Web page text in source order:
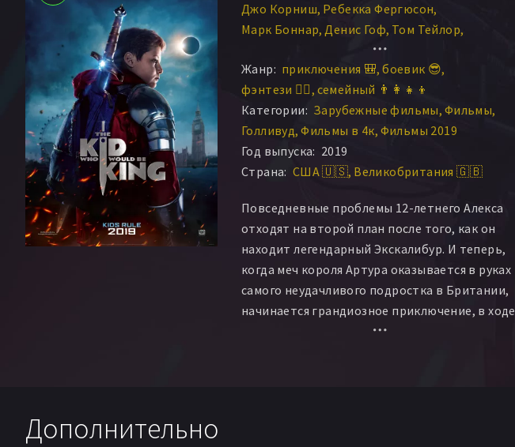
Джо Корниш Ребекка Фергюсон
Марк Боннар Денис Гоф Том Тейлор
Рианна Доррис
Dean Chaumoo Луис Эшборн Серкис
Энгус Имри Дин Чауму
Жанр: приключения 🎒 боевик 😎
фэнтези 🧝‍♂️ семейный 👨‍👩‍👧‍👦
Категории: Зарубежные фильмы Фильмы
Голливуд Фильмы в 4к Фильмы 2019
Год выпуска: 2019
Страна: США 🇺🇸 Великобритания 🇬🇧
Повседневные проблемы 12-летнего Алекса
отходят на второй план после того, как он
находит легендарный Экскалибур. И теперь,
когда меч короля Артура оказывается в руках
самого неудачливого подростка в Британии,
начинается грандиозное приключение, в ходе
которого Алекс и его друзья должны
Дополнительно